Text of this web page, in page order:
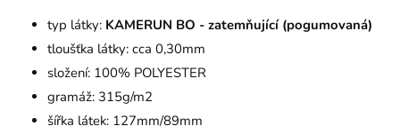
typ látky: KAMERUN BO - zatemňující (pogumovaná)
tloušťka látky: cca 0,30mm
složení: 100% POLYESTER
gramáž: 315g/m2
šířka látek: 127mm/89mm